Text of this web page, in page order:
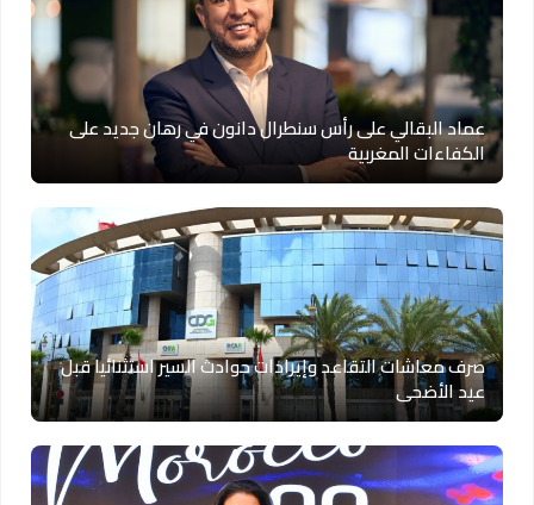
عماد البقالي على رأس سنطرال دانون في رهان جديد على
الكفاءات المغربية
صرف معاشات التقاعد وإيرادات حوادث السير استثنائيا قبل
عيد الأضحى